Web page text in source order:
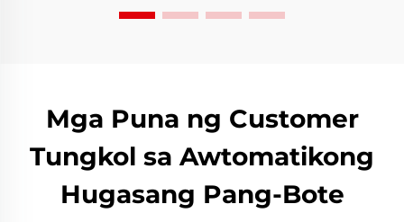
Mga Puna ng Customer
Tungkol sa Awtomatikong
Hugasang Pang-Bote